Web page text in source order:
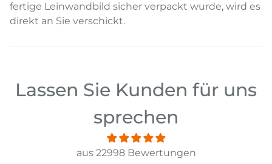
fertige Leinwandbild sicher verpackt wurde, wird es
direkt an Sie verschickt.
Lassen Sie Kunden für uns
sprechen
aus 22998 Bewertungen